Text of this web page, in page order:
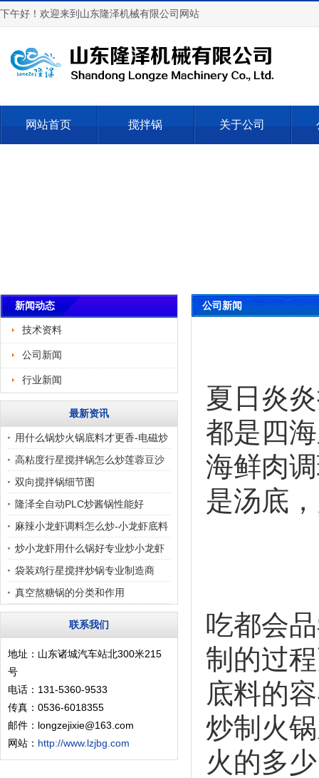
下午好！欢迎来到山东隆泽机械有限公司网站
网站首页 搅拌锅 关于公司
新闻动态
技术资料
公司新闻
行业新闻
最新资讯
用什么锅炒火锅底料才更香-电磁炒
酱锅和燃气炒酱锅
高粘度行星搅拌锅怎么炒莲蓉豆沙
月饼馅料
双向搅拌锅细节图
隆泽全自动PLC炒酱锅性能好
麻辣小龙虾调料怎么炒-小龙虾底料
炒锅
炒小龙虾用什么锅好专业炒小龙虾
的锅，小龙虾搅拌炒
袋装鸡行星搅拌炒锅专业制造商
真空熬糖锅的分类和作用
联系我们
地址：山东诸城汽车站北300米215
号
电话：131-5360-9533
传真：0536-6018355
邮件：longzejixie@163.com
网站： http://www.lzjbg.com
公司新闻
夏日炎
都是四
海鲜肉
是汤底
吃都会
制的过
底料的
炒制火
火的多